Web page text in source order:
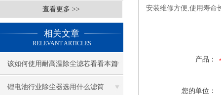
查看更多 >>
相关文章
RELEVANT ARTICLES
该如何使用耐高温除尘滤芯看看本篇
吧
锂电池行业除尘器选用什么滤筒
安装维修方便,使用寿命
产品：
您的单位：